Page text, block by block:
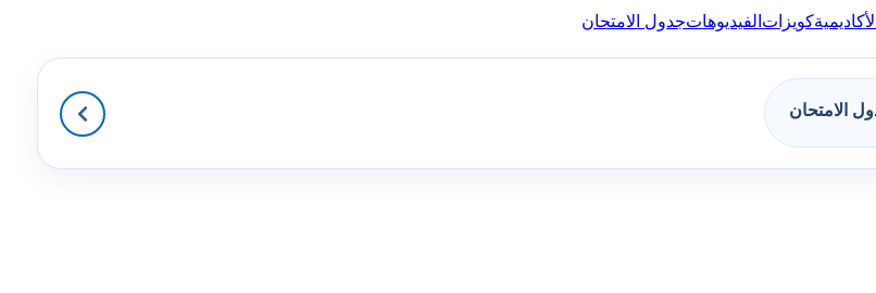
الأكاديميةكويزات الفيديوهاتجدول الامتحان
الامتحان